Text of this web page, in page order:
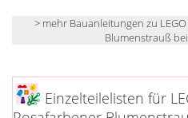
> mehr Bauanleitungen zu
Blumenstrauß
Einzelteilelisten für